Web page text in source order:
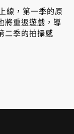
線，第一季的原
將重返遊戲，導
二季的拍攝感